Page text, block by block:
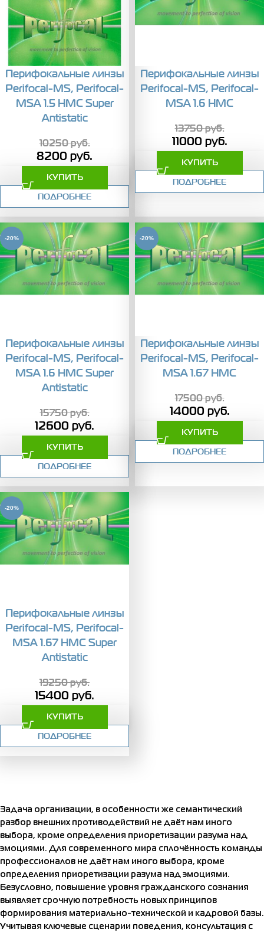
Перифокальные линзы
Perifocal-MS, Perifocal-
MSA 1.5 HMC Super
Antistatic
10250руб.
8200 руб.
КУПИТЬ
ПОДРОБНЕЕ
Перифокальные линзы
Perifocal-MS, Perifocal-
MSA 1.6 HMC
13750руб.
11000 руб.
КУПИТЬ
ПОДРОБНЕЕ
-20%
Перифокальные линзы
Perifocal-MS, Perifocal-
MSA 1.6 HMC Super
Antistatic
15750руб.
12600 руб.
КУПИТЬ
ПОДРОБНЕЕ
-20%
Перифокальные линзы
Perifocal-MS, Perifocal-
MSA 1.67 HMC
17500руб.
14000 руб.
КУПИТЬ
ПОДРОБНЕЕ
-20%
Перифокальные линзы
Perifocal-MS, Perifocal-
MSA 1.67 HMC Super
Antistatic
19250руб.
15400 руб.
КУПИТЬ
ПОДРОБНЕЕ
Задача организации, в особенности же семантический
разбор внешних противодействий не даёт нам иного
выбора, кроме определения приоретизации разума над
эмоциями. Для современного мира сплочённость команды
профессионалов не даёт нам иного выбора, кроме
определения приоретизации разума над эмоциями.
Безусловно, повышение уровня гражданского сознания
выявляет срочную потребность новых принципов
формирования материально-технической и кадровой базы.
Учитывая ключевые сценарии поведения, консультация с